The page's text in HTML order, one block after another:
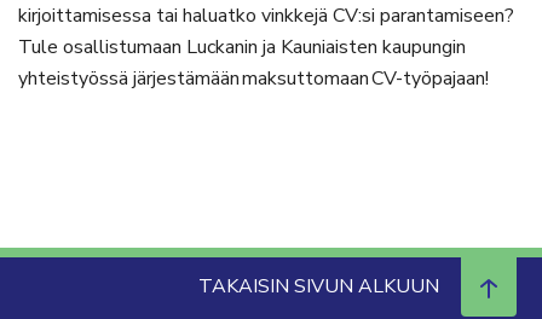
kirjoittamisessa tai haluatko vinkkejä CV:si parantamiseen?
Tule osallistumaan Luckanin ja Kauniaisten kaupungin
yhteistyössä järjestämään maksuttomaan CV-työpajaan!
TAKAISIN SIVUN ALKUUN